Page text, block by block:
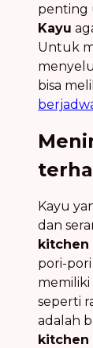
penting
Kayu
Untuk
bisa
Kayu
dan
kitchen
pori-
seperti
adalah
kitchen